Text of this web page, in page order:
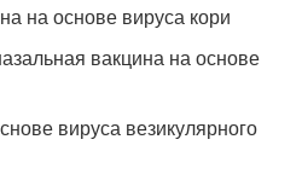
на основе вируса кори
вакцина на основе
вируса везикулярного